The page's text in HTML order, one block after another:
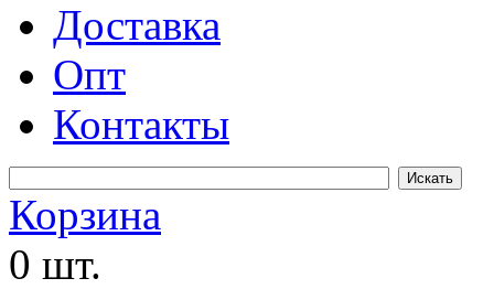
Доставка
Опт
Контакты
Корзина
0 шт.